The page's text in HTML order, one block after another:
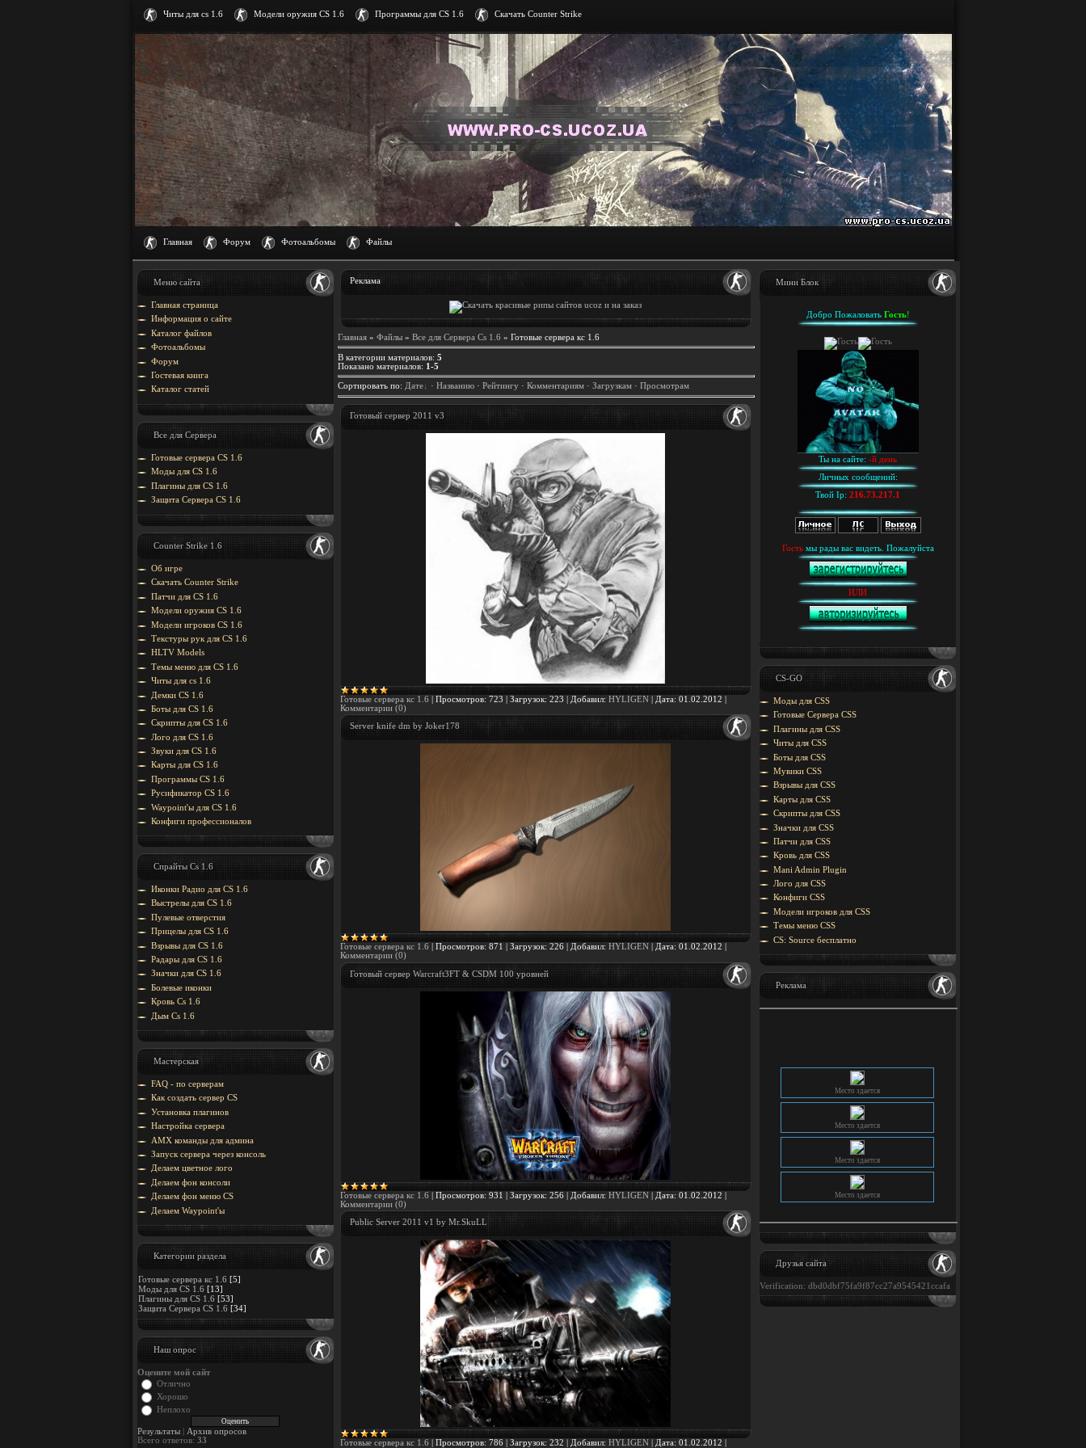
Читы для cs 1.6 Модели оружия CS 1.6 Программы для CS 1.6 Скачать Counter Strike
Главная Форум Фотоальбомы Файлы
Меню сайта
Главная страница
Информация о сайте
Каталог файлов
Фотоальбомы
Форум
Гостевая книга
Каталог статей
Все для Сервера
Готовые сервера CS 1.6
Моды для CS 1.6
Плагины для CS 1.6
Защита Cервера CS 1.6
Counter Strike 1.6
Об игре
Скачать Counter Strike
Патчи для CS 1.6
Модели оружия CS 1.6
Модели игроков CS 1.6
Текстуры рук для CS 1.6
HLTV Models
Темы меню для CS 1.6
Читы для cs 1.6
Демки CS 1.6
Боты для CS 1.6
Скрипты для CS 1.6
Лого для CS 1.6
Звуки для CS 1.6
Карты для CS 1.6
Программы CS 1.6
Русификатор CS 1.6
Waypoint'ы для CS 1.6
Конфиги профессионалов
Спрайты Cs 1.6
Иконки Радио для CS 1.6
Выстрелы для CS 1.6
Пулевые отверстия
Прицелы для CS 1.6
Взрывы для CS 1.6
Радары для CS 1.6
Значки для CS 1.6
Болевые иконки
Кровь Cs 1.6
Дым Cs 1.6
Мастерская
FAQ - по серверам
Как создать сервер CS
Установка плагинов
Настройка сервера
AMX команды для админа
Запуск сервера через консоль
Делаем цветное лого
Делаем фон консоли
Делаем фон меню CS
Делаем Waypoint'ы
Категории раздела
Готовые сервера кс 1.6 [5]
Моды для CS 1.6 [13]
Плагины для CS 1.6 [53]
Защита Cервера CS 1.6 [34]
Наш опрос
Оцените мой сайт
Отлично
Хорошо
Неплохо
Результаты|
Архив опросов
Всего ответов: 33
Реклама
Главная» Файлы» Все для Сервера Cs 1.6 » Готовые сервера кс 1.6
В категории материалов: 5
Показано материалов: 1-5
Сортировать по: Дате · Названию· Рейтингу· Комментариям· Загрузкам· Просмотрам
Готовый сервер 2011 v3
Готовые сервера кс 1.6 Просмотров: 723 Загрузок: 223 Добавил: HYLIGEN| Дата: 01.02.2012
Комментарии (0)
Server knife dm by Joker178
Готовые сервера кс 1.6 Просмотров: 871 Загрузок: 226| Добавил: HYLIGEN Дата: 01.02.2012
Комментарии (0)
Готовый сервер Warcraft3FT & CSDM 100 уровней
Готовые сервера кс 1.6 Просмотров: 931 Загрузок: 256| Добавил: HYLIGEN| Дата: 01.02.2012
Комментарии (0)
Public Server 2011 v1 by Mr.SkuLL
Готовые сервера кс 1.6 Просмотров: 786| Загрузок: 232 Добавил: HYLIGEN Дата: 01.02.2012
Мини Блок
Добро Пожаловать Гость!
Ты на сайте: -й день
Личных сообщений:
Твой Ip: 216.73.217.1
Гостьмы рады вас видеть. Пожалуйста
ИЛИ
CS-GO
Моды для CSS
Готовые Сервера CSS
Плагины для CSS
Читы для CSS
Боты для CSS
Мувики CSS
Взрывы для CSS
Карты для CSS
Скрипты для CSS
Значки для CSS
Патчи для CSS
Кровь для CSS
Mani Admin Plugin
Лого для CSS
Конфиги CSS
Модели игроков для CSS
Темы меню CSS
CS: Source бесплатно
Реклама
Место здается
Место здается
Место здается
Место здается
Друзья сайта
Verification: dbd0dbf75fa9f87cc27a9545421ccafa